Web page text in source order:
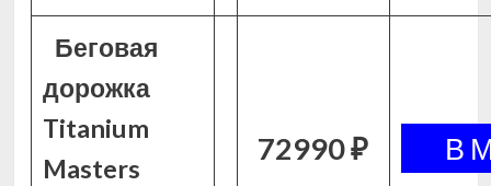
Беговая
дорожка
Titanium
Masters
72990 ₽